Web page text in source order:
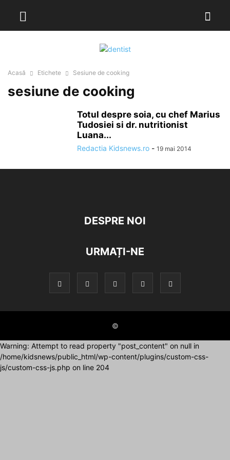
Acasă Etichete Sesiune de cooking
sesiune de cooking
Totul despre soia, cu chef Marius
Tudosiei si dr. nutritionist
Luana...
Redactia Kidsnews.ro - 19 mai 2014
DESPRE NOI
URMAȚI-NE
©
Warning: Attempt to read property "post_content" on null in
/home/kidsnews/public_html/wp-content/plugins/custom-css-
js/custom-css-js.php on line 204